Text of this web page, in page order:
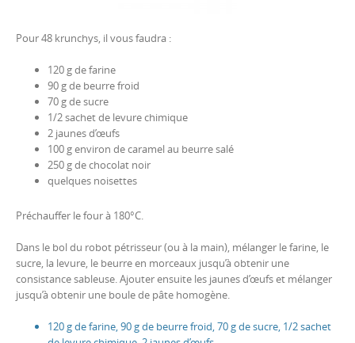
Pour 48 krunchys, il vous faudra :
120 g de farine
90 g de beurre froid
70 g de sucre
1/2 sachet de levure chimique
2 jaunes d’œufs
100 g environ de caramel au beurre salé
250 g de chocolat noir
quelques noisettes
Préchauffer le four à 180°C.
Dans le bol du robot pétrisseur (ou à la main), mélanger le farine, le
sucre, la levure, le beurre en morceaux jusqu’à obtenir une
consistance sableuse. Ajouter ensuite les jaunes d’œufs et mélanger
jusqu’à obtenir une boule de pâte homogène.
120 g de farine, 90 g de beurre froid, 70 g de sucre, 1/2 sachet